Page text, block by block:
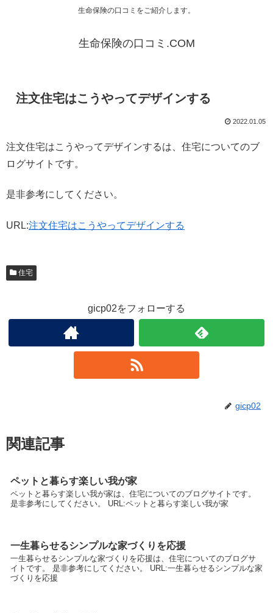
生命保険の口コミをご紹介します。
生命保険の口コミ.COM
注文住宅はこうやってデザインする
2022.01.05
注文住宅はこうやってデザインするは、住宅についてのブ
ログサイトです。
是非参考にしてください。
URL:注文住宅はこうやってデザインする
住宅
gicp02をフォローする
gicp02
関連記事
ペットと暮らす楽しい我が家
ペットと暮らす楽しい我が家は、住宅についてのブログサイトです。
是非参考にしてください。 URL:ペットと暮らす楽しい我が家
一生暮らせるシンプルな家づくりを応援
一生暮らせるシンプルな家づくりを応援は、住宅についてのブログサ
イトです。 是非参考にしてください。 URL:一生暮らせるシンプルな家
づくりを応援